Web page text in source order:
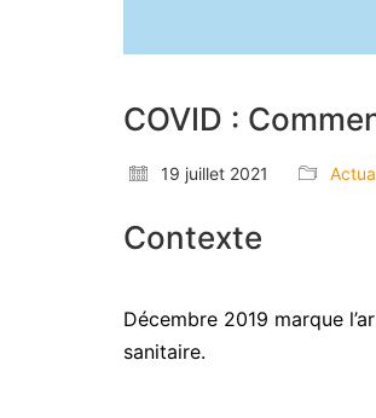
COVID :
19 juillet 2021
Contexte
Décembre 2019 marque
sanitaire.